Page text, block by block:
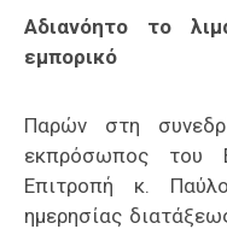
Αδιανόητο το
εμπορικό
Παρών στη
εκπρόσωπος του
Επιτροπή κ.
ημερησίας